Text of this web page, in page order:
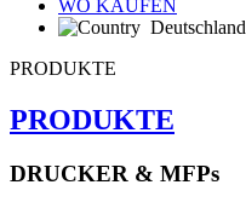
WO KAUFEN
Deutschland
PRODUKTE
PRODUKTE
DRUCKER & MFPs